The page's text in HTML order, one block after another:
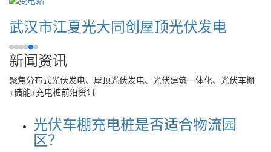
武汉市江夏光大同创屋顶光伏发电
新闻资讯
聚焦分布式光伏发电、屋顶光伏发电、光伏建筑一体化、光伏车棚
+储能+充电桩前沿资讯
光伏车棚充电桩是否适合物流园
区？